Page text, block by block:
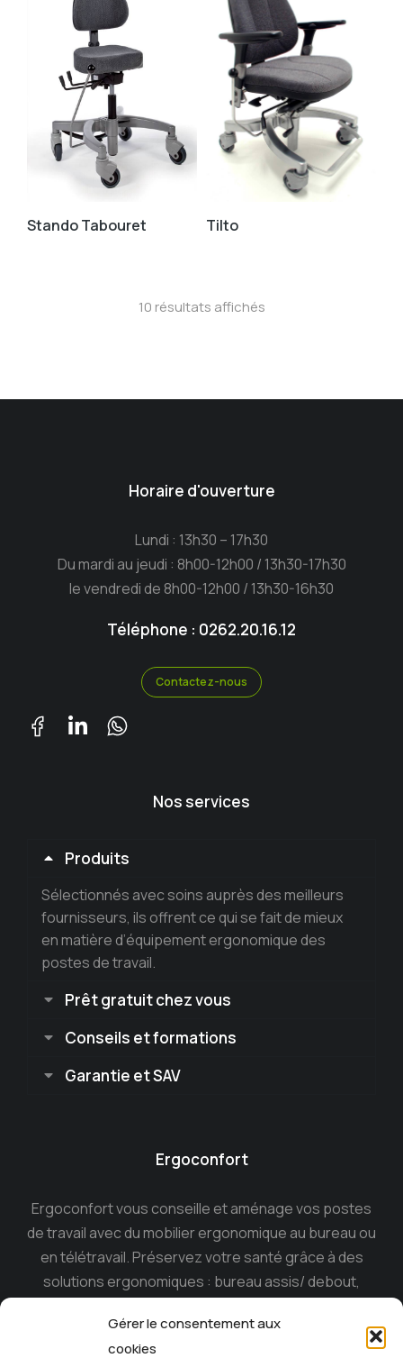
Gérer le consentement aux
cookies
Stando Tabouret Tilto
10 résultats affichés
Horaire d'ouverture
Lundi : 13h30 – 17h30
Du mardi au jeudi : 8h00-12h00 / 13h30-17h30
le vendredi de 8h00-12h00 / 13h30-16h30
Téléphone : 0262.20.16.12
Contactez-nous
Nos services
Produits
Sélectionnés avec soins auprès des meilleurs
fournisseurs, ils offrent ce qui se fait de mieux
en matière d’équipement ergonomique des
postes de travail.
Prêt gratuit chez vous
Conseils et formations
Garantie et SAV
Ergoconfort
Ergoconfort vous conseille et aménage vos postes
de travail avec du mobilier ergonomique au bureau ou
en télétravail. Préservez votre santé grâce à des
solutions ergonomiques : bureau assis/ debout,
ergonomique, casque anti-bruit…